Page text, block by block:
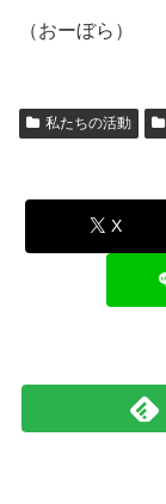
（おーぼら）
私たちの活動
X